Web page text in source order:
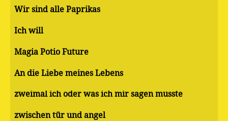
Wir sind alle Paprikas
Ich will
Magia Potio Future
An die Liebe meines Lebens
zweimal ich oder was ich mir sagen musste
zwischen tür und angel